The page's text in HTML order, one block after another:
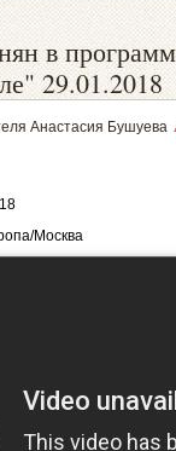
в
29.01.2018
Москва